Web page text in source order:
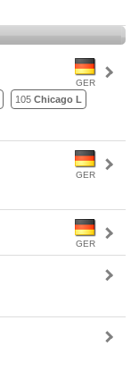
GER
105 Chicago L
GER
GER